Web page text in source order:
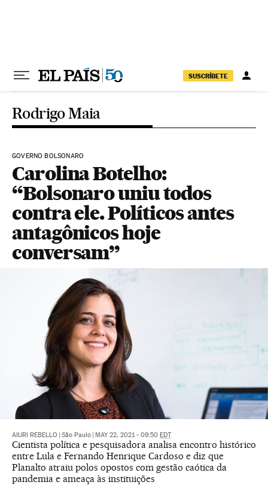
SUSCRÍBETE
Rodrigo Maia
GOVERNO BOLSONARO
Carolina Botelho:
“Bolsonaro uniu todos
contra ele. Políticos antes
antagônicos hoje
conversam”
AIURI REBELLO São Paulo MAY 22, 2021 - 09:50 EDT
Cientista política e pesquisadora analisa encontro histórico
entre Lula e Fernando Henrique Cardoso e diz que
Planalto atraiu polos opostos com gestão caótica da
pandemia e ameaça às instituições